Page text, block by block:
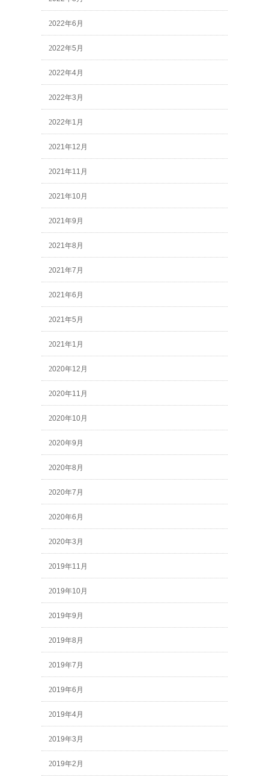
2022年6月
2022年5月
2022年4月
2022年3月
2022年1月
2021年12月
2021年11月
2021年10月
2021年9月
2021年8月
2021年7月
2021年6月
2021年5月
2021年1月
2020年12月
2020年11月
2020年10月
2020年9月
2020年8月
2020年7月
2020年6月
2020年3月
2019年11月
2019年10月
2019年9月
2019年8月
2019年7月
2019年6月
2019年4月
2019年3月
2019年2月